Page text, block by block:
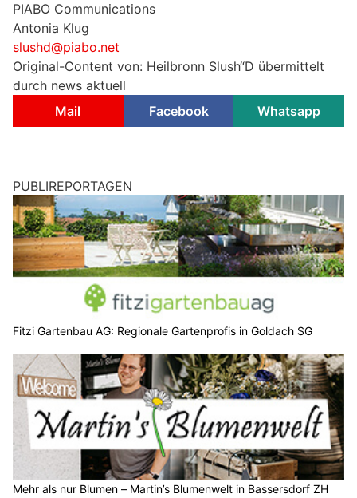
PIABO Communications
Antonia Klug
slushd@piabo.net
Original-Content von: Heilbronn Slush“D übermittelt
durch news aktuell
Mail
Facebook Whatsapp
PUBLIREPORTAGEN
Fitzi Gartenbau AG: Regionale Gartenprofis in Goldach SG
Mehr als nur Blumen – Martin’s Blumenwelt in Bassersdorf ZH